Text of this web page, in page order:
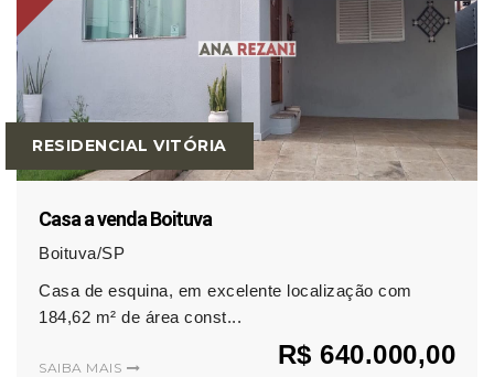
RESIDENCIAL VITÓRIA
Casa a venda Boituva
Boituva/SP
Casa de esquina, em excelente localização com
184,62 m² de área const...
R$ 640.000,00
SAIBA MAIS